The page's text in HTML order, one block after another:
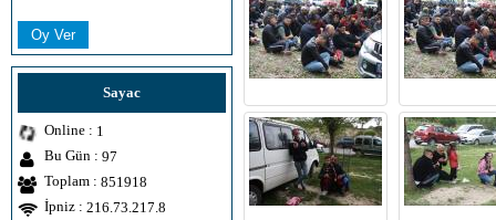
Sayac
Online : 1
Bu Gün : 97
Toplam : 851918
İpniz : 216.73.217.8